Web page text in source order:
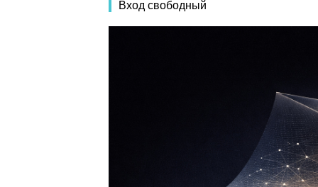
Вход свободный